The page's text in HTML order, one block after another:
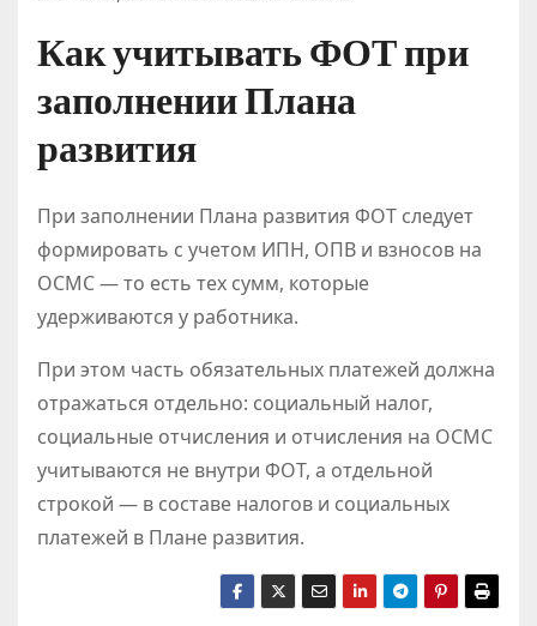
Как учитывать ФОТ при
заполнении Плана
развития
При заполнении Плана развития ФОТ следует
формировать с учетом ИПН, ОПВ и взносов на
ОСМС — то есть тех сумм, которые
удерживаются у работника.
При этом часть обязательных платежей должна
отражаться отдельно: социальный налог,
социальные отчисления и отчисления на ОСМС
учитываются не внутри ФОТ, а отдельной
строкой — в составе налогов и социальных
платежей в Плане развития.